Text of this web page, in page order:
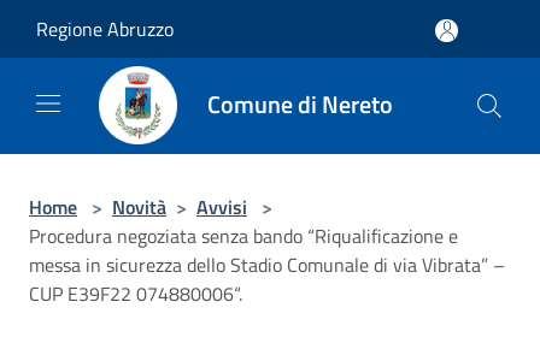
Regione Abruzzo
Comune di Nereto
Home > Novità > Avvisi >
Procedura negoziata senza bando “Riqualificazione e
messa in sicurezza dello Stadio Comunale di via Vibrata” –
CUP E39F22 074880006“.